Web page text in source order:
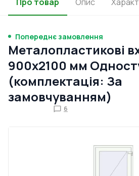
Попереднє замовлення
Металопластикові
900x2100 мм
(комплектація: За
замовчуванням)
6